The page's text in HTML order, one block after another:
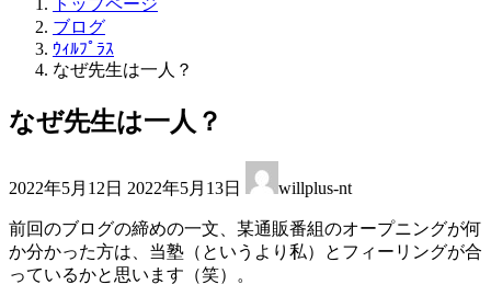
トップページ
ブログ
ｳｨﾙﾌﾟﾗｽ
なぜ先生は一人？
なぜ先生は一人？
2022年5月12日 終
更
新
日
時
2022年5月13日 willplus-nt
前回のブログの締めの一文、某通販番組のオープニングが何
か分かった方は、当塾（というより私）とフィーリングが合
っているかと思います（笑）。